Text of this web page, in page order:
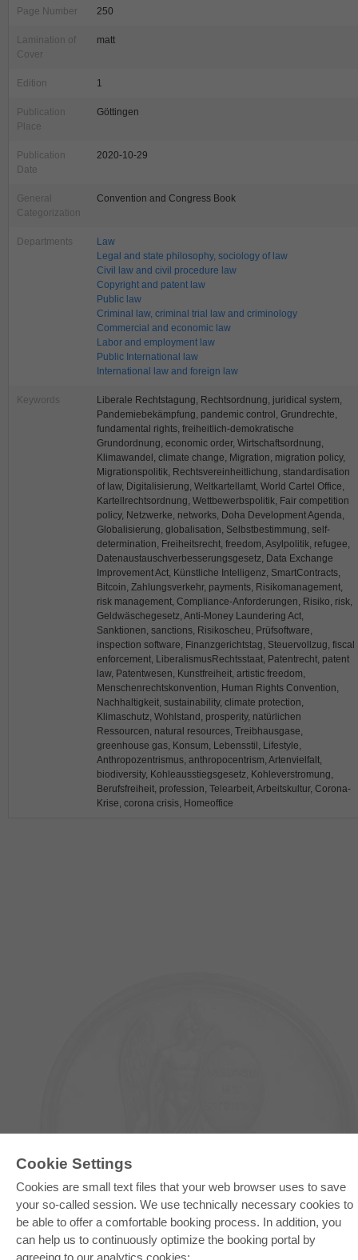
Cookie Settings
Cookies are small text files that your web browser uses to save
your so-called session. We use technically necessary cookies to
be able to offer a comfortable booking process. In addition, you
can help us to continuously optimize the booking portal by
agreeing to our analytics cookies:
Page Number 250
Lamination of
Cover
matt
Edition 1
Publication
Place
Göttingen
Publication
Date
2020-10-29
General
Categorization
Convention and Congress Book
Departments
Law
Legal and state philosophy, sociology of law
Civil law and civil procedure law
Copyright and patent law
Public law
Criminal law, criminal trial law and criminology
Commercial and economic law
Labor and employment law
Public International law
International law and foreign law
Keywords
Liberale Rechtstagung, Rechtsordnung, juridical system,
Pandemiebekämpfung, pandemic control, Grundrechte,
fundamental rights, freiheitlich-demokratische
Grundordnung, economic order, Wirtschaftsordnung,
Klimawandel, climate change, Migration, migration policy,
Migrationspolitik, Rechtsvereinheitlichung, standardisation
of law, Digitalisierung, Weltkartellamt, World Cartel Office,
Kartellrechtsordnung, Wettbewerbspolitik, Fair competition
policy, Netzwerke, networks, Doha Development Agenda,
Globalisierung, globalisation, Selbstbestimmung, self-
determination, Freiheitsrecht, freedom, Asylpolitik, refugee,
Datenaustauschverbesserungsgesetz, Data Exchange
Improvement Act, Künstliche Intelligenz, SmartContracts,
Bitcoin, Zahlungsverkehr, payments, Risikomanagement,
risk management, Compliance-Anforderungen, Risiko, risk,
Geldwäschegesetz, Anti-Money Laundering Act,
Sanktionen, sanctions, Risikoscheu, Prüfsoftware,
inspection software, Finanzgerichtstag, Steuervollzug, fiscal
enforcement, LiberalismusRechtsstaat, Patentrecht, patent
law, Patentwesen, Kunstfreiheit, artistic freedom,
Menschenrechtskonvention, Human Rights Convention,
Nachhaltigkeit, sustainability, climate protection,
Klimaschutz, Wohlstand, prosperity, natürlichen
Ressourcen, natural resources, Treibhausgase,
greenhouse gas, Konsum, Lebensstil, Lifestyle,
Anthropozentrismus, anthropocentrism, Artenvielfalt,
biodiversity, Kohleausstiegsgesetz, Kohleverstromung,
Berufsfreiheit, profession, Telearbeit, Arbeitskultur, Corona-
Krise, corona crisis, Homeoffice
E-COLLECTION
Department Packages
Pick & Choose
E-Book Delivery
Frequently Asked Questions (FAQ)